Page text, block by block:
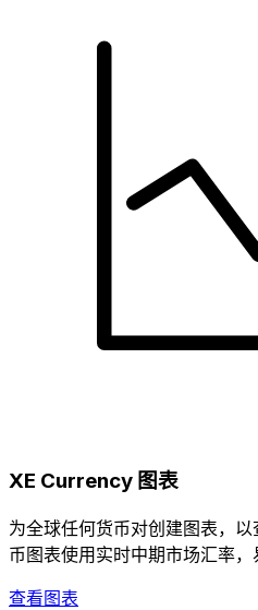
XE Currency 图表
为全球任何货币对创建图表，
币图表使用实时中期市场汇率，
查看图表